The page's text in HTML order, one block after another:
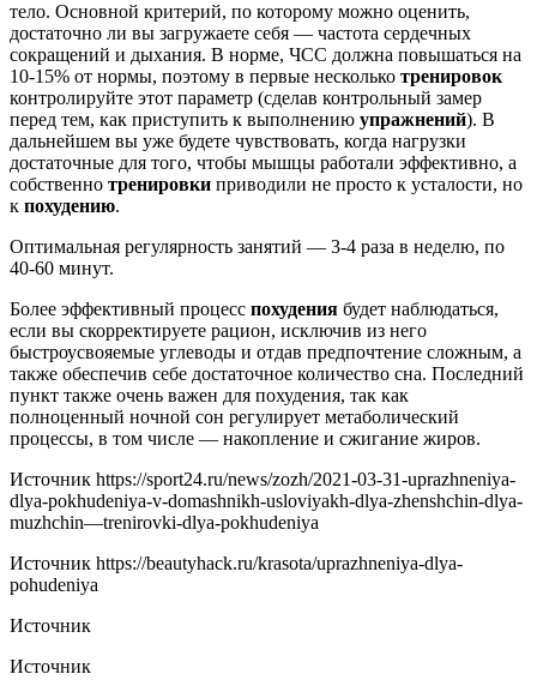
тело. Основной критерий, по которому можно оценить,
достаточно ли вы загружаете себя — частота сердечных
сокращений и дыхания. В норме, ЧСС должна повышаться на
10-15% от нормы, поэтому в первые несколько тренировок
контролируйте этот параметр (сделав контрольный замер
перед тем, как приступить к выполнению упражнений). В
дальнейшем вы уже будете чувствовать, когда нагрузки
достаточные для того, чтобы мышцы работали эффективно, а
собственно тренировки приводили не просто к усталости, но
к похудению.
Оптимальная регулярность занятий — 3-4 раза в неделю, по
40-60 минут.
Более эффективный процесс похудения будет наблюдаться,
если вы скорректируете рацион, исключив из него
быстроусвояемые углеводы и отдав предпочтение сложным, а
также обеспечив себе достаточное количество сна. Последний
пункт также очень важен для похудения, так как
полноценный ночной сон регулирует метаболический
процессы, в том числе — накопление и сжигание жиров.
Источник https://sport24.ru/news/zozh/2021-03-31-uprazhneniya-
dlya-pokhudeniya-v-domashnikh-usloviyakh-dlya-zhenshchin-dlya-
muzhchin—trenirovki-dlya-pokhudeniya
Источник https://beautyhack.ru/krasota/uprazhneniya-dlya-
pohudeniya
Источник
Источник